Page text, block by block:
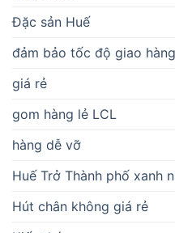
Đặc sản Huế
đảm bảo tốc độ giao
giá rẻ
gom hàng lẻ LCL
hàng dễ vỡ
Huế Trở Thành phố xanh
Hút chân không giá rẻ